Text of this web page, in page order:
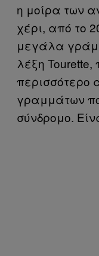
η μοίρα των
χέρι, από το
μεγάλα
λέξη Tourette,
περισσότερο
γραμμάτων
σύνδρομο.